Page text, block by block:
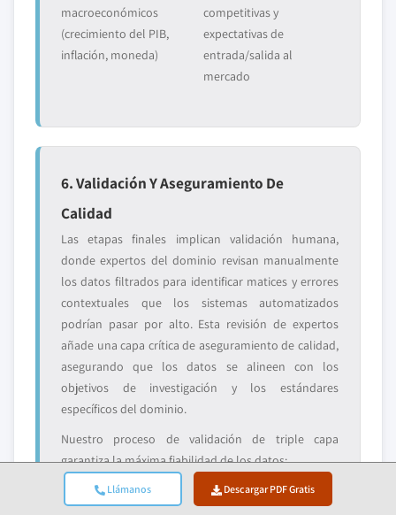
Llámanos Descargar PDF Gratis
macroeconómicos
(crecimiento del PIB,
inflación, moneda)
competitivas y
expectativas de
entrada/salida al
mercado
6. Validación Y Aseguramiento De
Calidad
Las etapas finales implican validación humana,
donde expertos del dominio revisan manualmente
los datos filtrados para identificar matices y errores
contextuales que los sistemas automatizados
podrían pasar por alto. Esta revisión de expertos
añade una capa crítica de aseguramiento de calidad,
asegurando que los datos se alineen con los
objetivos de investigación y los estándares
específicos del dominio.
Nuestro proceso de validación de triple capa
garantiza la máxima fiabilidad de los datos:
✓ Validación
estadística
✓ Validación de
expertos
✓ Verificación
de la realidad